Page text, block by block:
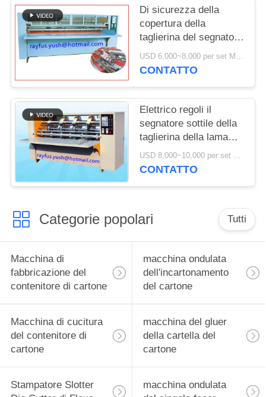
Di sicurezza della
copertura della
taglierina del segnatore
della macchina bordo
tagliato del coltello
USD 6,000~8,000 per set MOQ:1 insieme
CONTATTO
Elettrico regoli il
segnatore sottile della
taglierina della lama
l'auto della macchina
che affila la copertura
USD 8,000~10,000 per set MOQ:1 insieme
CONTATTO
Categorie popolari Tutti
Macchina di
fabbricazione del
contenitore di cartone
macchina ondulata
dell'incartonamento
del cartone
Macchina di cucitura
del contenitore di
cartone
macchina del gluer
della cartella del
cartone
Stampatore Slotter
macchina ondulata